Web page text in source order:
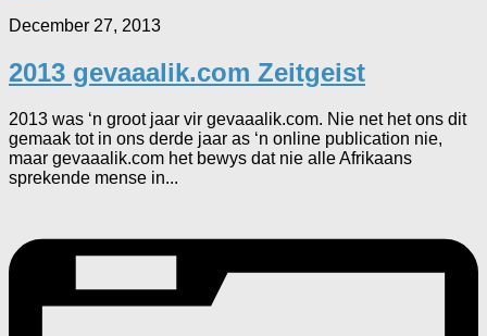
December 27, 2013
2013 gevaaalik.com Zeitgeist
2013 was ‘n groot jaar vir gevaaalik.com. Nie net het ons dit
gemaak tot in ons derde jaar as ‘n online publication nie,
maar gevaaalik.com het bewys dat nie alle Afrikaans
sprekende mense in...